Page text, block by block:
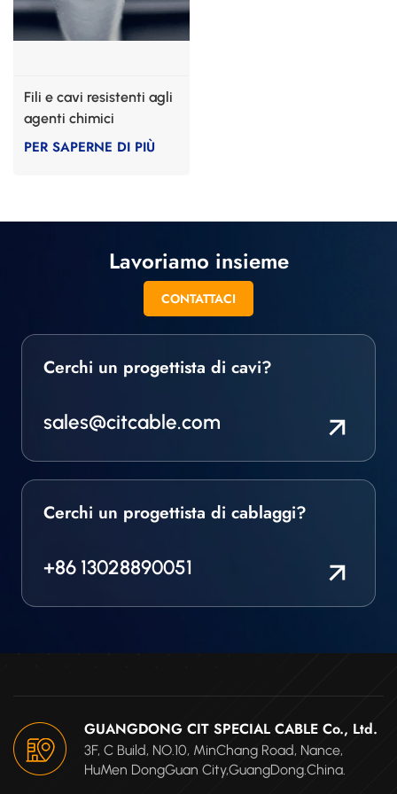
Fili e cavi resistenti agli
agenti chimici
PER SAPERNE DI PIÙ
Lavoriamo insieme
CONTATTACI
Cerchi un progettista di cavi?
sales@citcable.com
Cerchi un progettista di cablaggi?
+86 13028890051
GUANGDONG CIT SPECIAL CABLE Co., Ltd.
3F, C Build, NO.10, MinChang Road, Nance,
HuMen DongGuan City,GuangDong.China.